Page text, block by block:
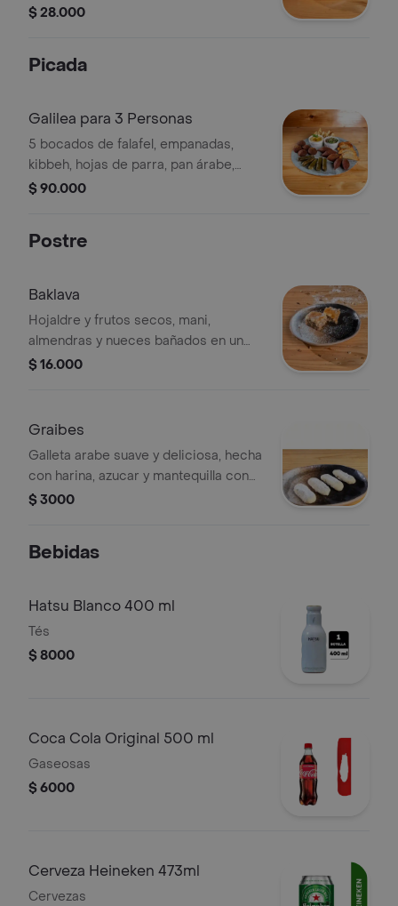
pimienta
$ 28.000
Picada
Galilea para 3 Personas
5 bocados de falafel, empanadas,
kibbeh, hojas de parra, pan árabe,
hummus, babaganush y tabule.
$ 90.000
Postre
Baklava
Hojaldre y frutos secos, mani,
almendras y nueces bañados en un
almibar de miel de azahar con limon
$ 16.000
Graibes
Galleta arabe suave y deliciosa, hecha
con harina, azucar y mantequilla con
un sabor dulce y sutil
$ 3000
Bebidas
Hatsu Blanco 400 ml
Tés
$ 8000
Coca Cola Original 500 ml
Gaseosas
$ 6000
Cerveza Heineken 473ml
Cervezas